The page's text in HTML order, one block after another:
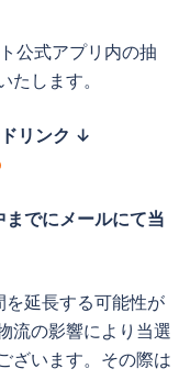
公式アプリ内の抽
します。
リンク ↓
までにメールにて当
延長する可能性が
流の影響により当選
ざいます。その際は